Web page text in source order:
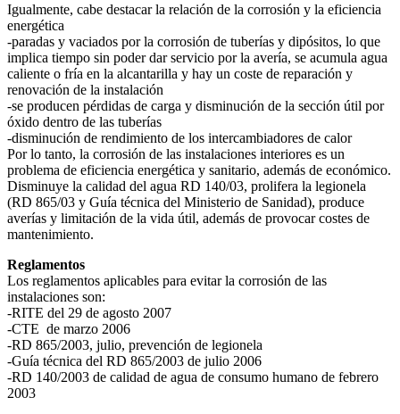
Igualmente, cabe destacar la relación de la corrosión y la eficiencia
energética
-paradas y vaciados por la corrosión de tuberías y dipósitos, lo que
implica tiempo sin poder dar servicio por la avería, se acumula agua
caliente o fría en la alcantarilla y hay un coste de reparación y
renovación de la instalación
-se producen pérdidas de carga y disminución de la sección útil por
óxido dentro de las tuberías
-disminución de rendimiento de los intercambiadores de calor
Por lo tanto, la corrosión de las instalaciones interiores es un
problema de eficiencia energética y sanitario, además de económico.
Disminuye la calidad del agua RD 140/03, prolifera la legionela
(RD 865/03 y Guía técnica del Ministerio de Sanidad), produce
averías y limitación de la vida útil, además de provocar costes de
mantenimiento.
Reglamentos
Los reglamentos aplicables para evitar la corrosión de las
instalaciones son:
-RITE del 29 de agosto 2007
-CTE de marzo 2006
-RD 865/2003, julio, prevención de legionela
-Guía técnica del RD 865/2003 de julio 2006
-RD 140/2003 de calidad de agua de consumo humano de febrero
2003